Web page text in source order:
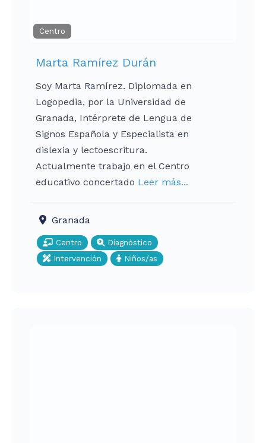
Centro
Marta Ramírez Durán
Soy Marta Ramírez. Diplomada en
Logopedia, por la Universidad de
Granada, Intérprete de Lengua de
Signos Española y Especialista en
dislexia y lectoescritura.
Actualmente trabajo en el Centro
educativo concertado Leer más...
Granada
Centro
Diagnóstico
Intervención
Niños/as